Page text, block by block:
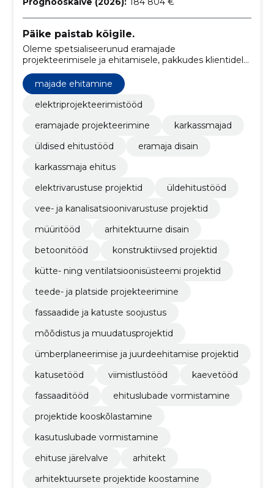
Päike paistab kõigile.
Oleme spetsialiseerunud eramajade
projekteerimisele ja ehitamisele, pakkudes klientidele
funktsionaalsuse ja esteetika.
majade ehitamine
elektriprojekteerimistööd
eramajade projekteerimine
karkassmajad
üldised ehitustööd
eramaja disain
karkassmaja ehitus
elektrivarustuse projektid
üldehitustööd
vee- ja kanalisatsioonivarustuse projektid
müüritööd
arhitektuurne disain
betoonitööd
konstruktiivsed projektid
kütte- ning ventilatsioonisüsteemi projektid
teede- ja platside projekteerimine
fassaadide ja katuste soojustus
mõõdistus ja muudatusprojektid
ümberplaneerimise ja juurdeehitamise projektid
katusetööd
viimistlustööd
kaevetööd
fassaaditööd
ehituslubade vormistamine
projektide kooskõlastamine
kasutuslubade vormistamine
ehituse järelvalve
arhitekt
arhitektuursete projektide koostamine